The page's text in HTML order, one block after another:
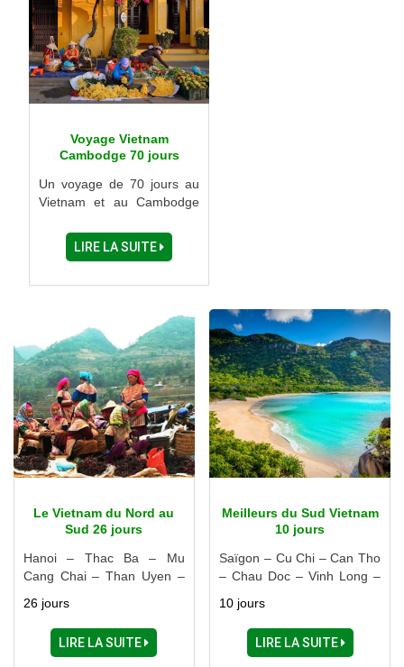
Voyage Vietnam
Cambodge 70 jours
Un voyage de 70 jours au
Vietnam et au Cambodge
escapade; c'est une
immersion totale dans des
LIRE LA SUITE
Le Vietnam du Nord au
Sud 26 jours
Hanoi – Thac Ba – Mu
Cang Chai – Than Uyen –
Halong – Ninh Binh – Hue –
Danang – Hoi An – Nha
Trang – Ben Tre – My Tho -
26 jours
LIRE LA SUITE
Meilleurs du Sud Vietnam
10 jours
Saïgon – Cu Chi – Can Tho
– Chau Doc – Vinh Long –
10 jours
LIRE LA SUITE